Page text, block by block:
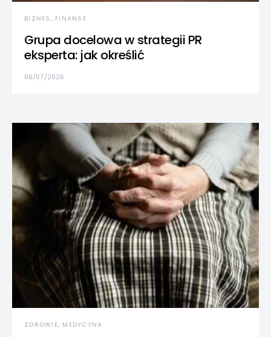
BIZNES, FINANSE
Grupa docelowa w strategii PR
eksperta: jak określić
06/07/2026
ZDROWIE, MEDYCYNA